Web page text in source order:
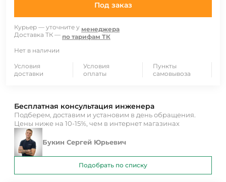
Под заказ
Курьер — уточните у менеджера
Доставка ТК — по тарифам ТК
Нет в наличии
Условия
доставки
Условия
оплаты
Пункты
самовывоза
Бесплатная консультация инженера
Подберем, доставим и установим в день обращения.
Цены ниже на 10-15%, чем в интернет магазинах
Букин Сергей Юрьевич
Подобрать по списку